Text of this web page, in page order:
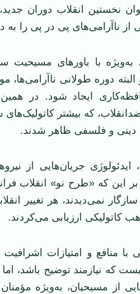
نخستین انقلاب دوران جدید،
از ناآرامی‌های پی در پی را به
به‌ویژه با باورهای مسیحیت
البته دوره طولانی
ایجاد شود. در
که بیشتر کاتولیک‌های
و فلسفی ظاهر شدند.
ایدئولوژی جریان‌هایی از
این که «طرح نو» انقلاب
نمی‌دیدند، هر تغییر
کاتولیکی ارزیابی می‌کردند.
با منافع و امتیازات اشرافیت
که نیازمند توضیح باشد، اما
مسیحیان، به‌ویژه مؤمنان